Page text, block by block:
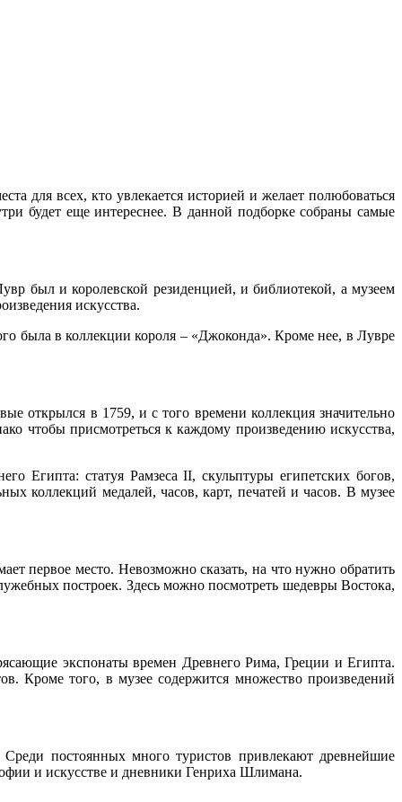
для всех, кто увлекается историей и желает полюбоваться
будет еще интереснее. В данной подборке собраны самые
был и королевской резиденцией, и библиотекой, а музеем
искусства.
была в коллекции короля – «Джоконда». Кроме нее, в Лувре
открылся в 1759, и с того времени коллекция значительно
чтобы присмотреться к каждому произведению искусства,
Египта: статуя Рамзеса II, скульптуры египетских богов,
коллекций медалей, часов, карт, печатей и часов. В музее
первое место. Невозможно сказать, на что нужно обратить
построек. Здесь можно посмотреть шедевры Востока,
экспонаты времен Древнего Рима, Греции и Египта.
Кроме того, в музее содержится множество произведений
постоянных много туристов привлекают древнейшие
и искусстве и дневники Генриха Шлимана.